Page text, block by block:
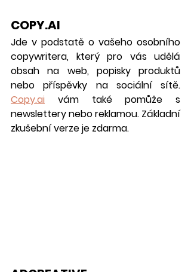
COPY.AI
Jde v podstatě o vašeho osobního
copywritera, který pro vás udělá
obsah na web, popisky produktů
Copy.ai vám také pomůže s
newslettery nebo reklamou. Základní
zkušební verze je zdarma.